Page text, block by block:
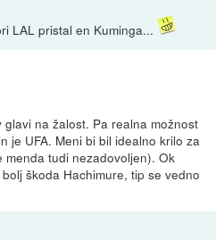
LAL pristal en Kuminga...
na žalost. Pa realna možnost
je UFA. Meni bi bil idealno krilo za
menda tudi nezadovoljen). Ok
škoda Hachimure, tip se vedno